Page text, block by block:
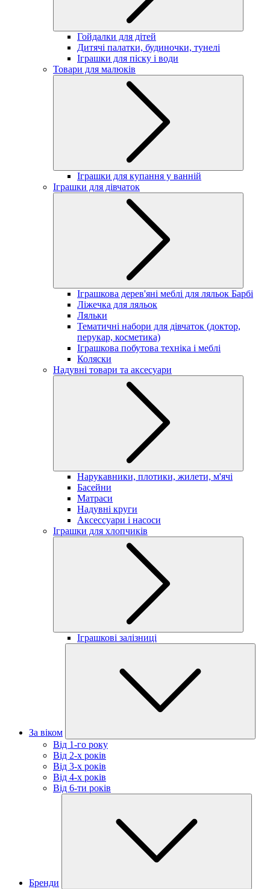
Гойдалки для дітей
Дитячі палатки, будиночки, тунелі
Іграшки для піску і води
Товари для малюків
Іграшки для купання у ванній
Іграшки для дівчаток
Іграшкова дерев'яні меблі для ляльок Барбі
Ліжечка для ляльок
Ляльки
Тематичні набори для дівчаток (доктор,
перукар, косметика)
Іграшкова побутова техніка і меблі
Коляски
Надувні товари та аксесуари
Нарукавники, плотики, жилети, м'ячі
Басейни
Матраси
Надувні круги
Аксессуари і насоси
Іграшки для хлопчиків
Іграшкові залізниці
За віком
Від 1-го року
Від 2-х років
Від 3-х років
Від 4-х років
Від 6-ти років
Бренди